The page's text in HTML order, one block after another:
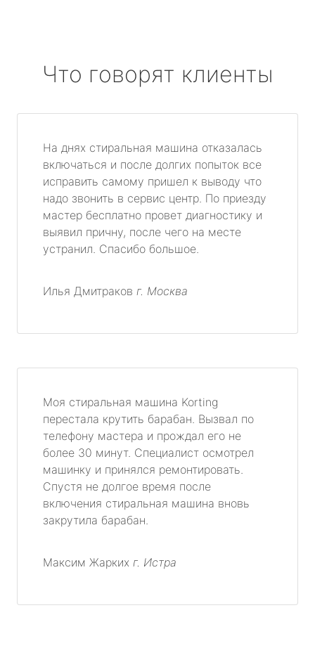
Что говорят клиенты
На днях стиральная машина отказалась
включаться и после долгих попыток все
исправить самому пришел к выводу что
надо звонить в сервис центр. По приезду
мастер бесплатно провет диагностику и
выявил причну, после чего на месте
устранил. Спасибо большое.
Илья Дмитраков г. Москва
Моя стиральная машина Korting
перестала крутить барабан. Вызвал по
телефону мастера и прождал его не
более 30 минут. Специалист осмотрел
машинку и принялся ремонтировать.
Спустя не долгое время после
включения стиральная машина вновь
закрутила барабан.
Максим Жарких г. Истра